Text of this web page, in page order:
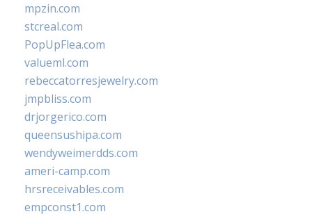
mpzin.com
stcreal.com
PopUpFlea.com
valueml.com
rebeccatorresjewelry.com
jmpbliss.com
drjorgerico.com
queensushipa.com
wendyweimerdds.com
ameri-camp.com
hrsreceivables.com
empconst1.com